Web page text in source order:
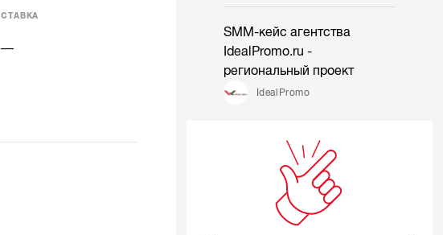
СТАВКА
—
SMM-кейс агентства
IdealPromo.ru -
региональный проект
IdealPromo